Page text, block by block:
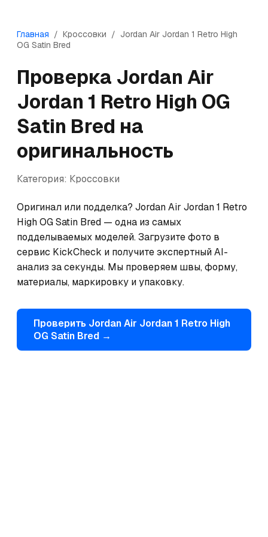
Главная / Кроссовки / Jordan Air Jordan 1 Retro High
OG Satin Bred
Проверка Jordan Air
Jordan 1 Retro High OG
Satin Bred на
оригинальность
Категория: Кроссовки
Оригинал или подделка? Jordan Air Jordan 1 Retro
High OG Satin Bred — одна из самых
подделываемых моделей. Загрузите фото в
сервис KickCheck и получите экспертный AI-
анализ за секунды. Мы проверяем швы, форму,
материалы, маркировку и упаковку.
Проверить JordanAir Jordan 1 Retro High
OG Satin Bred →